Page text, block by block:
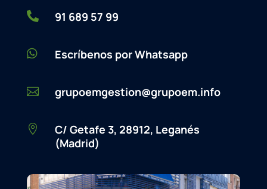
 91 689 57 99
 Escríbenos por Whatsapp
 grupoemgestion@grupoem.info

C/ Getafe 3, 28912, Leganés
(Madrid)